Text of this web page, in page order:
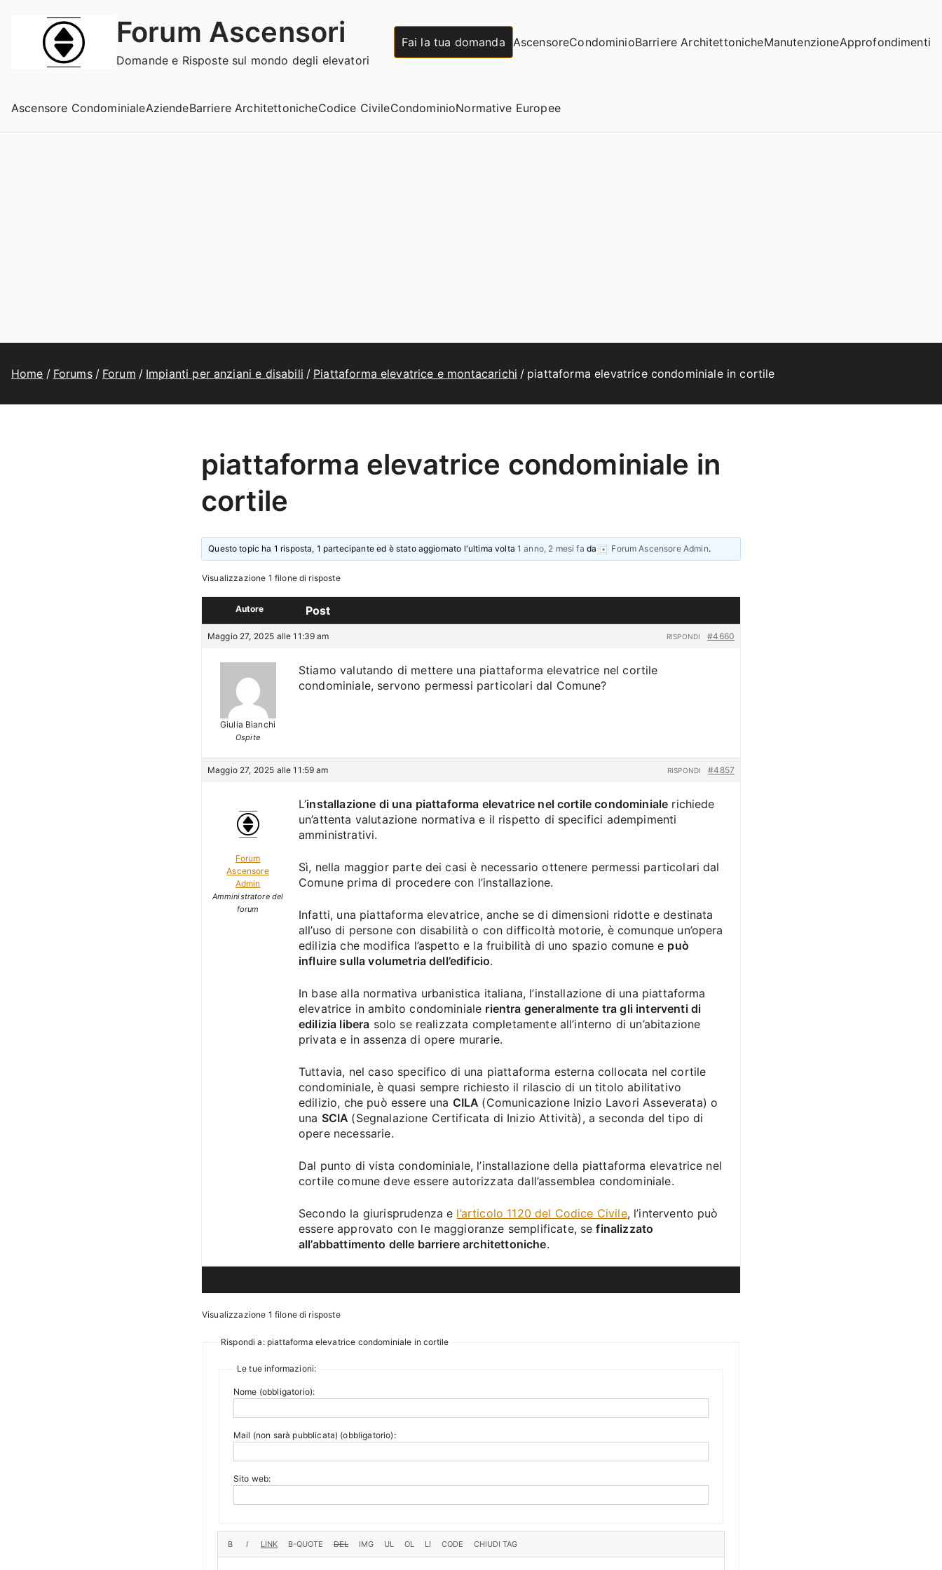
contenuto
Forum Ascensori
Domande e Risposte sul mondo degli elevatori
Fai la tua domanda AscensoreCondominioBarriere ArchitettonicheManutenzioneApprofondimenti
Ascensore CondominialeAziendeBarriere ArchitettonicheCodice CivileCondominioNormative Europee
Home Forums Forum Impianti per anziani e disabili Piattaforma elevatrice e montacarichi piattaforma elevatrice condominiale in cortile
piattaforma elevatrice condominiale in
cortile
Questo topic ha 1 risposta, 1 partecipante ed è stato aggiornato l'ultima volta 1 anno, 2 mesi fa da Forum Ascensore Admin.
Visualizzazione 1 filone di risposte
Autore Post
Maggio 27, 2025 alle 11:39 am #4660
RISPONDI
Giulia Bianchi
Ospite
Stiamo valutando di mettere una piattaforma elevatrice nel cortile
condominiale, servono permessi particolari dal Comune?
Maggio 27, 2025 alle 11:59 am #4857
RISPONDI
Forum
Ascensore
Admin
Amministratore del
forum
L’installazione di una piattaforma elevatrice nel cortile condominiale richiede
un’attenta valutazione normativa e il rispetto di specifici adempimenti
amministrativi.
Sì, nella maggior parte dei casi è necessario ottenere permessi particolari dal
Comune prima di procedere con l’installazione.
Infatti, una piattaforma elevatrice, anche se di dimensioni ridotte e destinata
all’uso di persone con disabilità o con difficoltà motorie, è comunque un’opera
edilizia che modifica l’aspetto e la fruibilità di uno spazio comune e può
influire sulla volumetria dell’edificio.
In base alla normativa urbanistica italiana, l’installazione di una piattaforma
elevatrice in ambito condominiale rientra generalmente tra gli interventi di
edilizia libera solo se realizzata completamente all’interno di un’abitazione
privata e in assenza di opere murarie.
Tuttavia, nel caso specifico di una piattaforma esterna collocata nel cortile
condominiale, è quasi sempre richiesto il rilascio di un titolo abilitativo
edilizio, che può essere una CILA (Comunicazione Inizio Lavori Asseverata) o
una SCIA (Segnalazione Certificata di Inizio Attività), a seconda del tipo di
opere necessarie.
Dal punto di vista condominiale, l’installazione della piattaforma elevatrice nel
cortile comune deve essere autorizzata dall’assemblea condominiale.
Secondo la giurisprudenza e l’articolo 1120 del Codice Civile, l’intervento può
essere approvato con le maggioranze semplificate, sefinalizzato
all’abbattimento delle barriere architettoniche.
Visualizzazione 1 filone di risposte
Rispondi a: piattaforma elevatrice condominiale in cortile
Le tue informazioni:
Nome (obbligatorio):
Mail (non sarà pubblicata) (obbligatorio):
Sito web: